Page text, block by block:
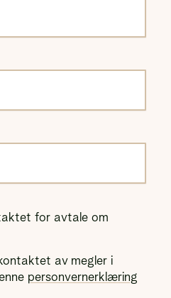
for avtale om
av megler i
personvernerklæring